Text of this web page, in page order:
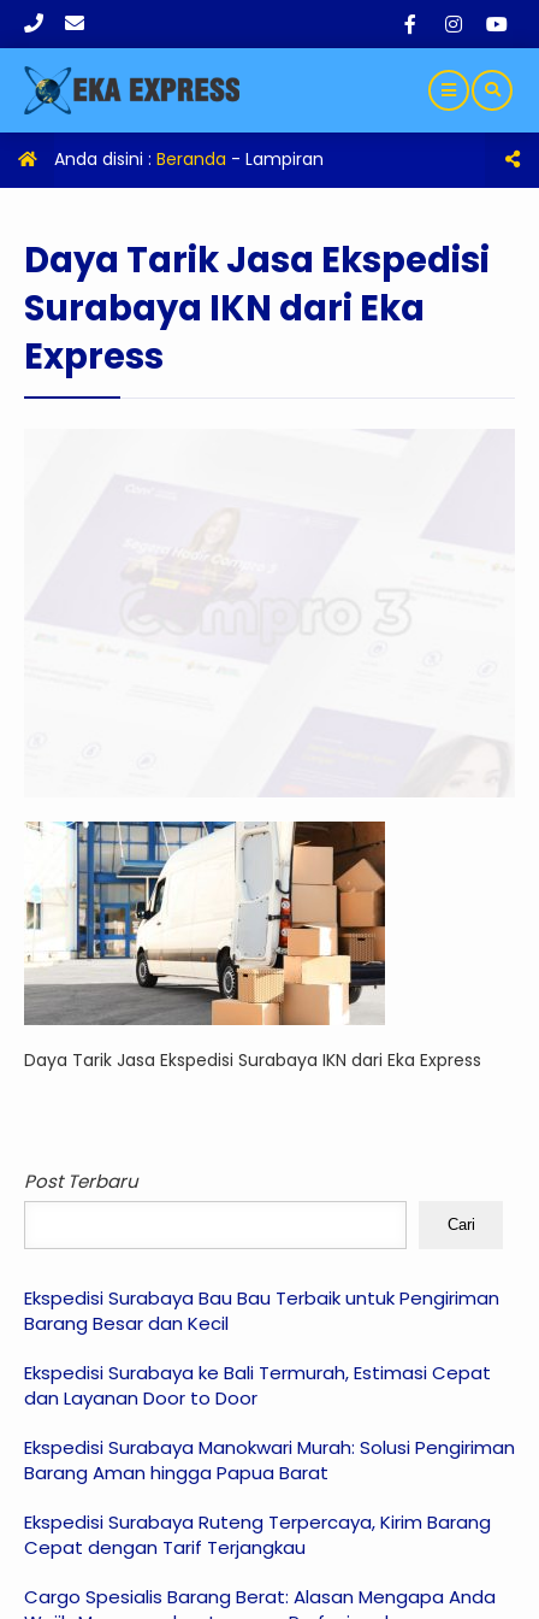
Anda disini : Beranda - Lampiran
Daya Tarik Jasa Ekspedisi
Surabaya IKN dari Eka
Express
Daya Tarik Jasa Ekspedisi Surabaya IKN dari Eka Express
Post Terbaru
Cari
Ekspedisi Surabaya Bau Bau Terbaik untuk Pengiriman
Barang Besar dan Kecil
Ekspedisi Surabaya ke Bali Termurah, Estimasi Cepat
dan Layanan Door to Door
Ekspedisi Surabaya Manokwari Murah: Solusi Pengiriman
Barang Aman hingga Papua Barat
Ekspedisi Surabaya Ruteng Terpercaya, Kirim Barang
Cepat dengan Tarif Terjangkau
Cargo Spesialis Barang Berat: Alasan Mengapa Anda